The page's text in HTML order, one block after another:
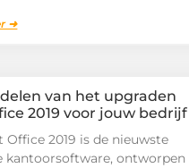
➜
van het upgraden
2019 voor jouw bedrijf
Office 2019 is de nieuwste
kantoorsoftware, ontworpen